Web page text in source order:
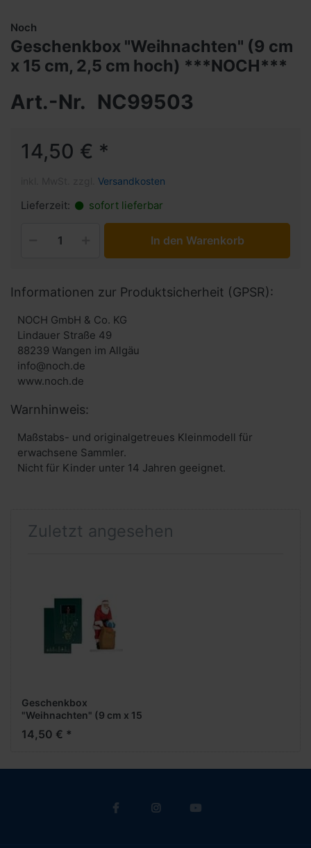
Noch
Geschenkbox "Weihnachten" (9 cm
x 15 cm, 2,5 cm hoch) ***NOCH***
Art.-Nr. NC99503
14,50 € *
Versandkosten
Lieferzeit: sofort lieferbar
In den Warenkorb
Informationen zur Produktsicherheit (GPSR):
NOCH GmbH & Co. KG
Lindauer Straße 49
88239 Wangen im Allgäu
info@noch.de
www.noch.de
Warnhinweis:
Maßstabs- und originalgetreues Kleinmodell für
erwachsene Sammler.
Nicht für Kinder unter 14 Jahren geeignet.
Zuletzt angesehen
Geschenkbox
"Weihnachten" (9 cm x 15
cm, 2,5 cm hoch)
***NOCH***
14,50 € *